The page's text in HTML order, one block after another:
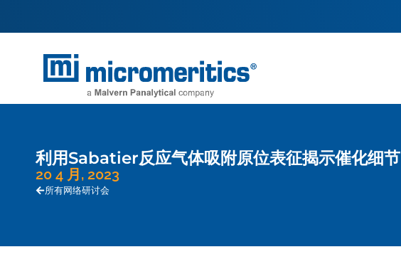
利用Sabatier反应气体吸附原位表征揭示催化细节
20 4 月, 2023
所有网络研讨会